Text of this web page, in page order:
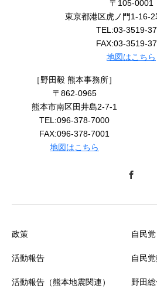
〒105-0001
東京都港区虎ノ門1-16-
TEL:03-3519-
FAX:03-3519-
地図はこちら
［野田毅 熊本事務所］
〒862-0965
熊本市南区田井島2-7-1
TEL:096-378-7000
FAX:096-378-7001
地図はこちら
政策
活動報告
活動報告（熊本地震関連）
自民党
自民
野田